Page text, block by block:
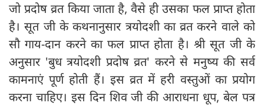
जो प्रदोष व्रत किया जाता है, वैसे ही उसका फल प्राप्त होता
है। सूत जी के कथनानुसार त्रयोदशी का व्रत करने वाले को
सौ गाय-दान करने का फल प्राप्त होता है। श्री सूत जी के
अनुसार 'बुध त्रयोदशी प्रदोष व्रत' करने से मनुष्य की सर्व
कामनाएं पूर्ण होती हैं। इस व्रत में हरी वस्तुओं का प्रयोग
करना चाहिए। इस दिन शिव जी की आराधना धूप, बेल पत्र